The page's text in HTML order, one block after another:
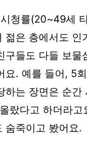
청률(20~49세
젊은 층에서도 인
구들도 다들 보물
요. 예를 들어, 5
하는 장면은 순간
랐다고 하더라고
숨죽이고 봤어요.